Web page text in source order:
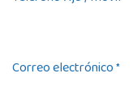
Correo electrónico*